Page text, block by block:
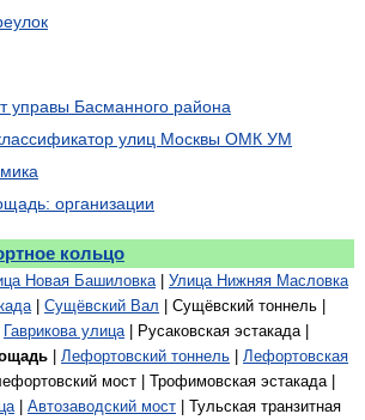
управы Басманного района
улиц Москвы ОМК УМ
организации
кольцо
Новая Башиловка | Улица Нижняя Масловка
| Сущёвский Вал | Сущёвский тоннель |
Гаврикова улица | Русаковская эстакада |
| Лефортовский тоннель | Лефортовская
мост | Трофимовская эстакада |
| Автозаводский мост | Тульская транзитная